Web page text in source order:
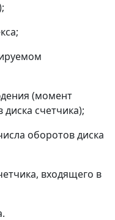
(момент
счетчика);
оборотов диска
входящего в